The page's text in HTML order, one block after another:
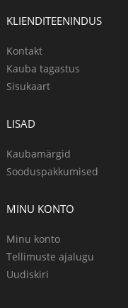
KLIENDITEENINDUS
Kontakt
Kauba tagastus
Sisukaart
LISAD
Kaubamärgid
Sooduspakkumised
MINU KONTO
Minu konto
Tellimuste ajalugu
Uudiskiri